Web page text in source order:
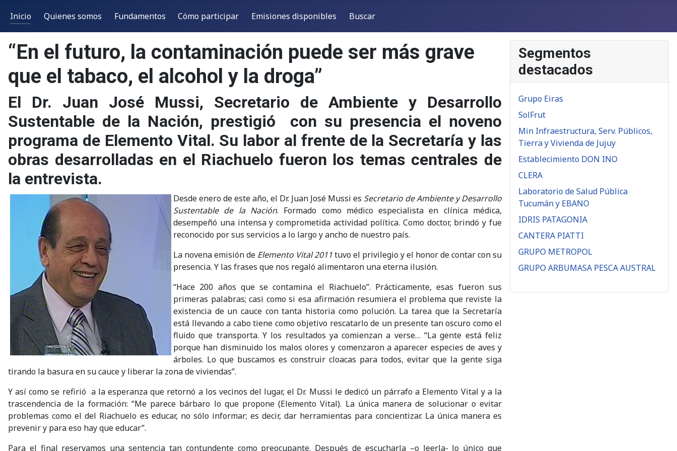
Inicio Quienes somos Fundamentos Cómo participar Emisiones disponibles Buscar
“En el futuro, la contaminación puede ser más grave
que el tabaco, el alcohol y la droga”
El Dr. Juan José Mussi, Secretario de Ambiente y Desarrollo
Sustentable de la Nación, prestigió con su presencia el noveno
programa de Elemento Vital. Su labor al frente de la Secretaría y las
obras desarrolladas en el Riachuelo fueron los temas centrales de
la entrevista.
Desde enero de este año, el Dr. Juan José Mussi es Secretario de Ambiente y Desarrollo
Sustentable de la Nación. Formado como médico especialista en clínica médica,
desempeñó una intensa y comprometida actividad política. Como doctor, brindó y fue
reconocido por sus servicios a lo largo y ancho de nuestro país.
La novena emisión de Elemento Vital 2011tuvo el privilegio y el honor de contar con su
presencia. Y las frases que nos regaló alimentaron una eterna ilusión.
“Hace 200 años que se contamina el Riachuelo”. Prácticamente, esas fueron sus
primeras palabras; casi como si esa afirmación resumiera el problema que reviste la
existencia de un cauce con tanta historia como polución. La tarea que la Secretaría
está llevando a cabo tiene como objetivo rescatarlo de un presente tan oscuro como el
fluido que transporta. Y los resultados ya comienzan a verse… “La gente está feliz
porque han disminuido los malos olores y comenzaron a aparecer especies de aves y
árboles. Lo que buscamos es construir cloacas para todos, evitar que la gente siga
tirando la basura en su cauce y liberar la zona de viviendas”.
Y así como se refirió a la esperanza que retornó a los vecinos del lugar, el Dr. Mussi le dedicó un párrafo a Elemento Vital y a la
trascendencia de la formación: “Me parece bárbaro lo que propone (Elemento Vital). La única manera de solucionar o evitar
problemas como el del Riachuelo es educar, no sólo informar; es decir, dar herramientas para concientizar. La única manera es
prevenir y para eso hay que educar”.
Para el final reservamos una sentencia tan contundente como preocupante. Después de escucharla –o leerla- lo único que
Segmentos
destacados
Grupo Eiras
SolFrut
Min Infraestructura, Serv. Públicos,
Tierra y Vivienda de Jujuy
Establecimiento DON INO
CLERA
Laboratorio de Salud Pública
Tucumán y EBANO
IDRIS PATAGONIA
CANTERA PIATTI
GRUPO METROPOL
GRUPO ARBUMASA PESCA AUSTRAL